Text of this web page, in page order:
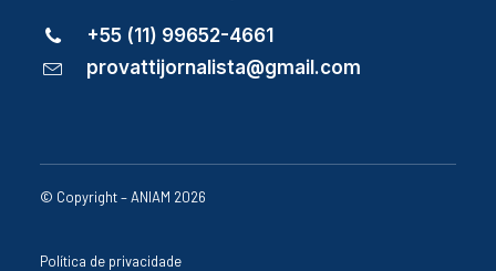
+55 (11) 99652-4661
provattijornalista@gmail.com
© Copyright – ANIAM 2026
Política de privacidade